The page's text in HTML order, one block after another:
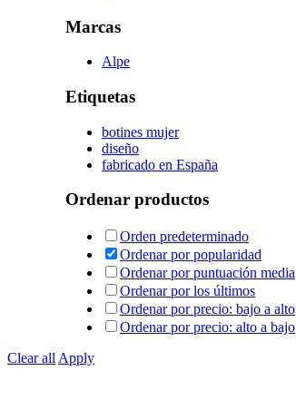
Marcas
Alpe
Etiquetas
botines mujer
diseño
fabricado en España
Ordenar productos
Orden predeterminado
Ordenar por popularidad
Ordenar por puntuación media
Ordenar por los últimos
Ordenar por precio: bajo a alto
Ordenar por precio: alto a bajo
Clear all Apply